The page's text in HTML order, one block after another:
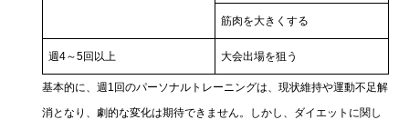
筋肉を大きくする
週4～5回以上 大会出場を狙う
基本的に、週1回のパーソナルトレーニングは、現状維持や運動不足解
消となり、劇的な変化は期待できません。しかし、ダイエットに関し